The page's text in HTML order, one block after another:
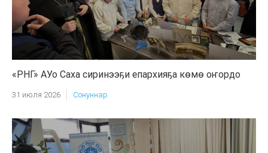
«РНГ» АУо Саха сиринээҕи епархияҕа көмө оҥордо
31 июля 2026 Сонуннар